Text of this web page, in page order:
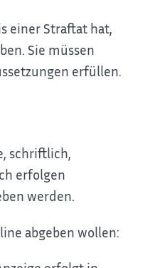
einer Straftat hat,
Sie müssen
erfüllen.
schriftlich,
erfolgen
werden.
abgeben wollen: